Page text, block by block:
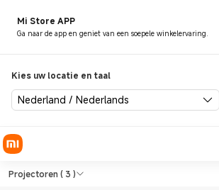
Mi Store APP
Ga naar de app en geniet van een soepele winkelervaring.
Kies uw locatie en taal
Nederland / Nederlands
Shop TVs & HA
Projectoren ( 3 )
Shop TVs & HA